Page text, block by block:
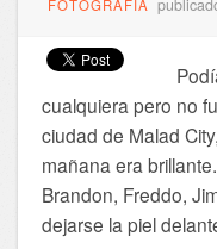
FOTOGRAFÍA
cualquiera pero no
ciudad de Malad
mañana era
Brandon, Freddo,
dejarse la piel